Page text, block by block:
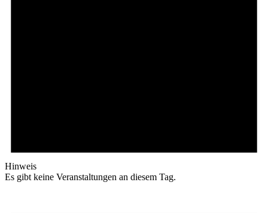
Hinweis
Es gibt keine Veranstaltungen an diesem Tag.